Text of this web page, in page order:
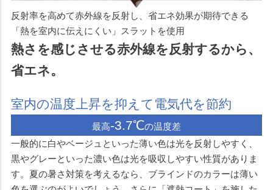
反射率を高めて赤外線を反射し、省エネ効果が期待できる
「熱を室内に伝えにくい」スラットを使用
熱さを感じさせる赤外線を反射するから、
省エネ。
室内の温度上昇を抑えて電気代を節約
最高-3.7℃の温度差
一般的に白やベージュといった薄い色は光を反射しやすく、
黒やグレーといった濃い色は光を吸収しやすい性質がありま
す。夏の暑さ対策を考えるなら、ブラインドのカラーは薄い